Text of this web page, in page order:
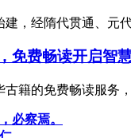
建，经隋代贯通、元
免费畅读开启智
古籍的免费畅读服务
必察焉。